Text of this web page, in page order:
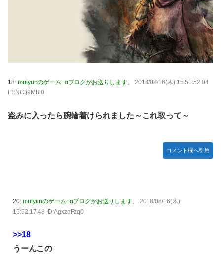
18: mutyunのゲーム+αブログがお送りします。
2018/08/16(木) 15:51:52.04
ID:NCtj9MBl0
盗みに入ったら腕輪着けられました～これ取って～
コメント欄へ引用
20: mutyunのゲーム+αブログがお送りします。
2018/08/16(木)
15:52:17.48 ID:AgxzqFzq0
>>18
うーんこの